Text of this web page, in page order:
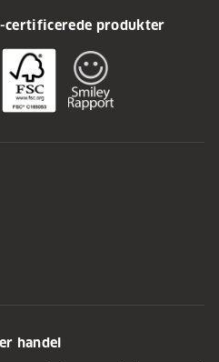
certificerede produkter
handel